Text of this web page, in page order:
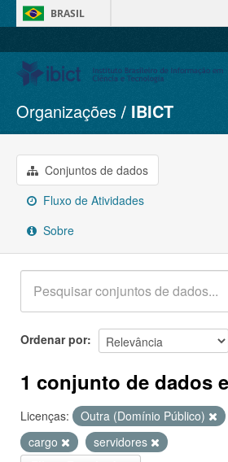
BRASIL
Conjuntos de dados
Organizações
Grupos
Sobre
Organizações IBICT
Conjuntos de dados
Fluxo de Atividades
Sobre
Ordenar por
1 conjunto de dados
Licenças: Outra (Domínio Público)
cargo
servidores